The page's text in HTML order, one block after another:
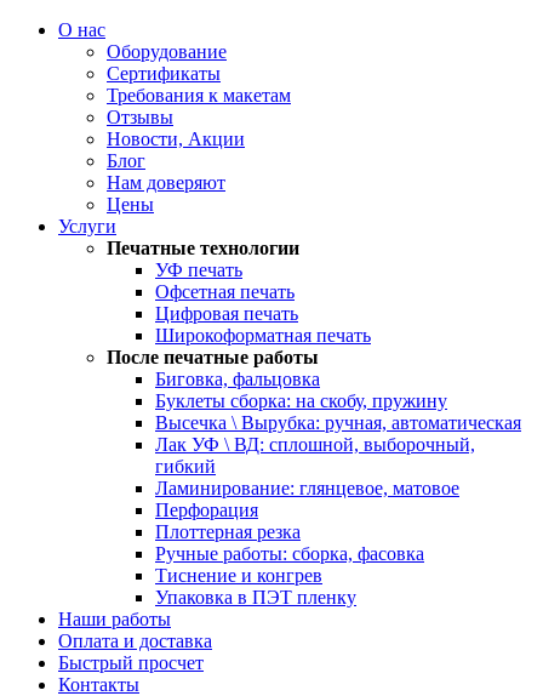
О нас
Оборудование
Сертификаты
Требования к макетам
Отзывы
Новости, Акции
Блог
Нам доверяют
Цены
Услуги
Печатные технологии
УФ печать
Офсетная печать
Цифровая печать
Широкоформатная печать
После печатные работы
Биговка, фальцовка
Буклеты сборка: на скобу, пружину
Высечка \ Вырубка: ручная, автоматическая
Лак УФ \ ВД: сплошной, выборочный,
гибкий
Ламинирование: глянцевое, матовое
Перфорация
Плоттерная резка
Ручные работы: сборка, фасовка
Тиснение и конгрев
Упаковка в ПЭТ пленку
Наши работы
Оплата и доставка
Быстрый просчет
Контакты